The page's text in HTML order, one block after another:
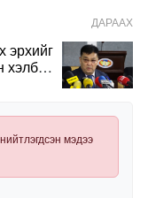
ДАРААХ
эрхийг
хэлбэр
мэдээ